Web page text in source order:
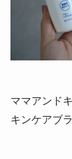
ママアンド
キンケアブ